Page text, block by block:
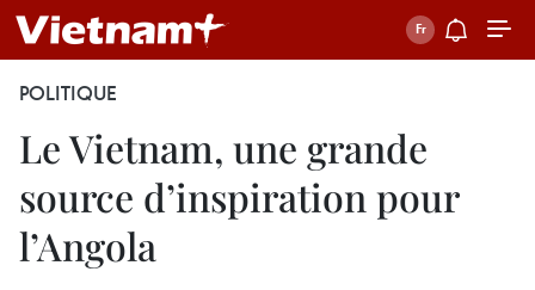
POLITIQUE
Le Vietnam, une grande
source d’inspiration pour
l’Angola